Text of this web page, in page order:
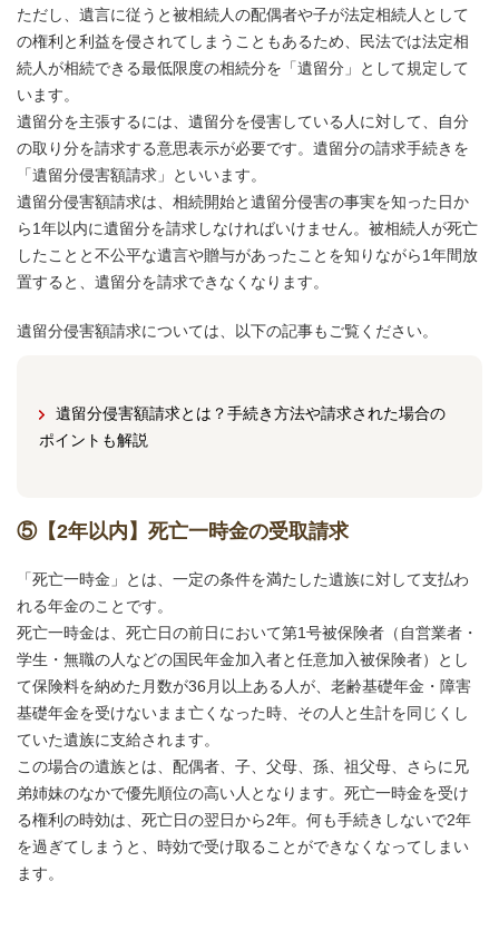
ただし、遺言に従うと被相続人の配偶者や子が法定相続人として
の権利と利益を侵されてしまうこともあるため、民法では法定相
続人が相続できる最低限度の相続分を「遺留分」として規定して
います。
遺留分を主張するには、遺留分を侵害している人に対して、自分
の取り分を請求する意思表示が必要です。遺留分の請求手続きを
「遺留分侵害額請求」といいます。
遺留分侵害額請求は、相続開始と遺留分侵害の事実を知った日か
ら1年以内に遺留分を請求しなければいけません。被相続人が死亡
したことと不公平な遺言や贈与があったことを知りながら1年間放
置すると、遺留分を請求できなくなります。
遺留分侵害額請求については、以下の記事もご覧ください。
遺留分侵害額請求とは？手続き方法や請求された場合の
ポイントも解説
⑤【2年以内】死亡一時金の受取請求
「死亡一時金」とは、一定の条件を満たした遺族に対して支払わ
れる年金のことです。
死亡一時金は、死亡日の前日において第1号被保険者（自営業者・
学生・無職の人などの国民年金加入者と任意加入被保険者）とし
て保険料を納めた月数が36月以上ある人が、老齢基礎年金・障害
基礎年金を受けないまま亡くなった時、その人と生計を同じくし
ていた遺族に支給されます。
この場合の遺族とは、配偶者、子、父母、孫、祖父母、さらに兄
弟姉妹のなかで優先順位の高い人となります。死亡一時金を受け
る権利の時効は、死亡日の翌日から2年。何も手続きしないで2年
を過ぎてしまうと、時効で受け取ることができなくなってしまい
ます。